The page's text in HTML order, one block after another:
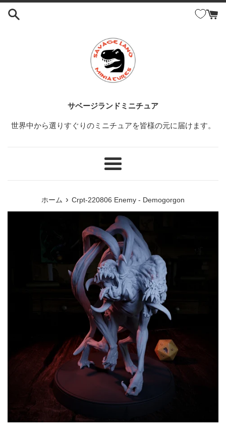
コ
サベージランドミニチュア
世界中から選りすぐりのミニチュアを皆様の元に届けます。
メ
ホーム › Crpt-220806 Enemy - Demogorgon